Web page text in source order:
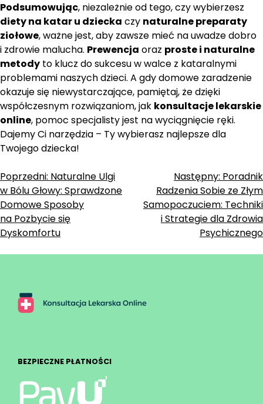
Podsumowując, niezależnie od tego, czy wybierzesz
diety na katar u dziecka czy naturalne preparaty
ziołowe, ważne jest, aby zawsze mieć na uwadze dobro
i zdrowie malucha. Prewencja oraz proste i naturalne
metody to klucz do sukcesu w walce z kataralnymi
problemami naszych dzieci. A gdy domowe zaradzenie
okazuje się niewystarczające, pamiętaj, że dzięki
współczesnym rozwiązaniom, jak konsultacje lekarskie
online, pomoc specjalisty jest na wyciągnięcie ręki.
Dajemy Ci narzędzia – Ty wybierasz najlepsze dla
Twojego dziecka!
Zobacz
wpisy
Poprzedni: Naturalne Ulgi
w Bólu Głowy: Sprawdzone
Domowe Sposoby
na Pozbycie się
Dyskomfortu
Następny: Poradnik
Radzenia Sobie ze Złym
Samopoczuciem: Techniki
i Strategie dla Zdrowia
Psychicznego
BEZPIECZNE PŁATNOŚCI